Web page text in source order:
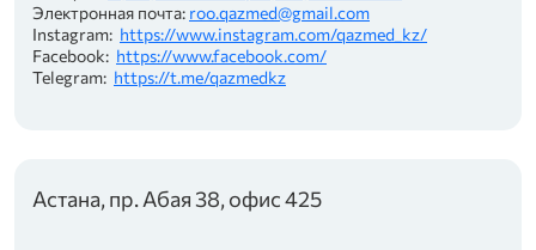
Электронная почта: roo.qazmed@gmail.com
Instagram: https://www.instagram.com/qazmed_kz/
Facebook: https://www.facebook.com/
Telegram: https://t.me/qazmedkz
Астана, пр. Абая 38, офис 425